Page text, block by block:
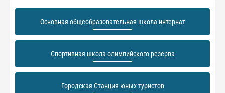
Основная общеобразовательная школа-интернат
Спортивная школа олимпийского резерва
Городская Станция юных туристов